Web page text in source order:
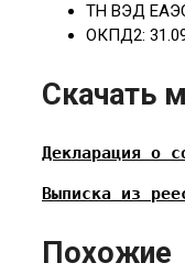
ТН ВЭД
ОКПД2:
Скачать
Декларация о
Выписка из
Похожие